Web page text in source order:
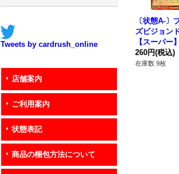
Tweets by cardrush_online
店舗案内
ご利用案内
状態表記
商品の梱包方法について
〔状態A-〕
ズビジョン
【スーパー
A-JPS03}《
ター》
260円(税込)
在庫数 9枚